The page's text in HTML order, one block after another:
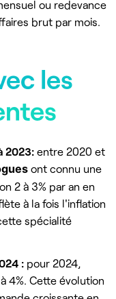
ou redevance
brut par mois.
les
2023: entre 2020 et
ont connu une
2 à 3% par an en
à la fois l'inflation
spécialité
: pour 2024,
4%. Cette évolution